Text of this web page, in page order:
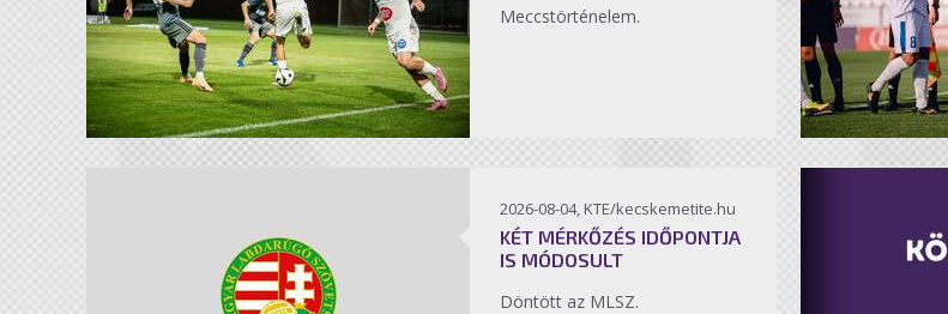
Meccstörténelem.
2026-08-04, KTE/kecskemetite.hu
KÉT MÉRKŐZÉS IDŐPONTJA
IS MÓDOSULT
Döntött az MLSZ.